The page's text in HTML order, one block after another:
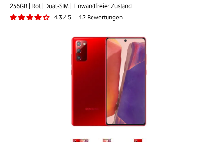
256GB | Rot | Dual-SIM | Einwandfreier Zustand
4.3/5 - 12 Bewertungen